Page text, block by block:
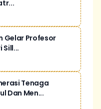
Gelar Profesor
Sill...
Tenaga
Dan Men...